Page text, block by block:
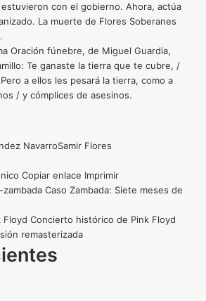
con el gobierno. Ahora, actúa
La muerte de Flores Soberanes
Oración fúnebre, de Miguel Guardia,
Te ganaste la tierra que te cubre, /
a ellos les pesará la tierra, como a
/ y cómplices de asesinos.
NavarroSamir Flores
Copiar enlace Imprimir
Caso Zambada: Siete meses de
Concierto histórico de Pink Floyd
remasterizada